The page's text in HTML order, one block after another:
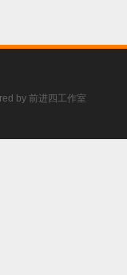
by 前进四工作室